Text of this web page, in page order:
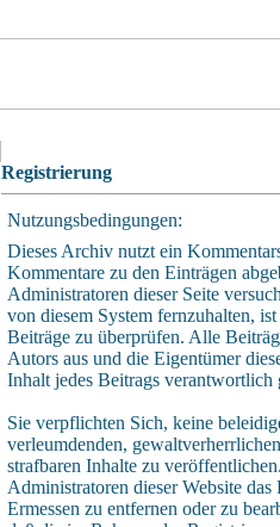
Registrierung
Nutzungsbedingungen:
Dieses Archiv nutzt ein
Kommentare zu den Einträgen
Administratoren dieser Seite
von diesem System fernzuhalten,
Beiträge zu überprüfen. Alle
Autors aus und die Eigentümer
Inhalt jedes Beitrags verantwortlich
Sie verpflichten Sich, keine
verleumdenden,
strafbaren Inhalte zu
Administratoren dieser Website
Ermessen zu entfernen oder zu